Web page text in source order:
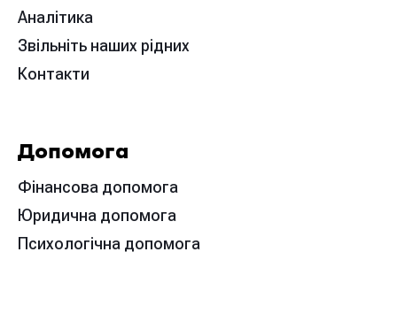
Аналітика
Звільніть наших рідних
Контакти
Допомога
Фінансова допомога
Юридична допомога
Психологічна допомога